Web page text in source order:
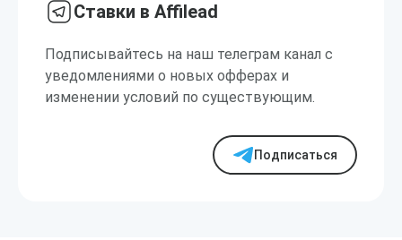
Ставки в Affilead
Подписывайтесь на наш телеграм канал с
уведомлениями о новых офферах и
изменении условий по существующим.
Подписаться